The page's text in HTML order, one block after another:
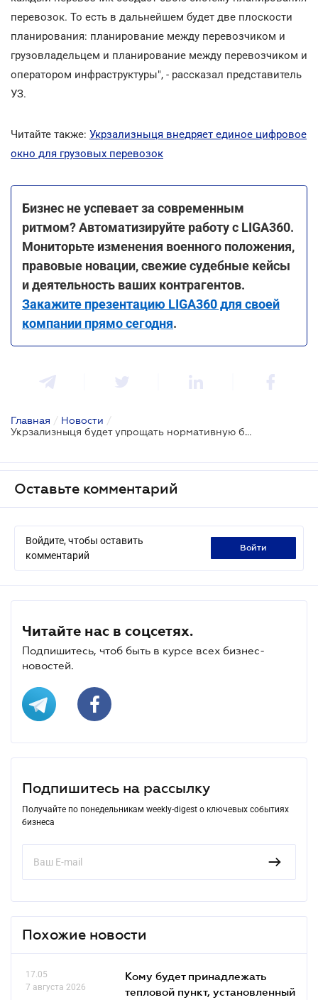
перевозок. То есть в дальнейшем будет две плоскости
планирования: планирование между перевозчиком и
грузовладельцем и планирование между перевозчиком и
оператором инфраструктуры", - рассказал представитель
УЗ.
Читайте также: Укрзализныця внедряет единое цифровое
окно для грузовых перевозок
Бизнес не успевает за современным
ритмом? Автоматизируйте работу с LIGA360.
Мониторьте изменения военного положения,
правовые новации, свежие судебные кейсы
и деятельность ваших контрагентов.
Закажите презентацию LIGA360 для своей
компании прямо сегодня.
Главная / Новости /
Укрзализныця будет упрощать нормативную базу относительно перевозок грузов
Оставьте комментарий
Войдите, чтобы оставить
комментарий
войти
Читайте нас в соцсетях.
Подпишитесь, чтоб быть в курсе всех бизнес-
новостей.
Подпишитесь на рассылку
Получайте по понедельникам weekly-digest о ключевых событиях
бизнеса
Похожие новости
17.05
7 августа 2026
Кому будет принадлежать
тепловой пункт, установленный